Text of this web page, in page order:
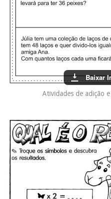
Baixar
Atividades de adição